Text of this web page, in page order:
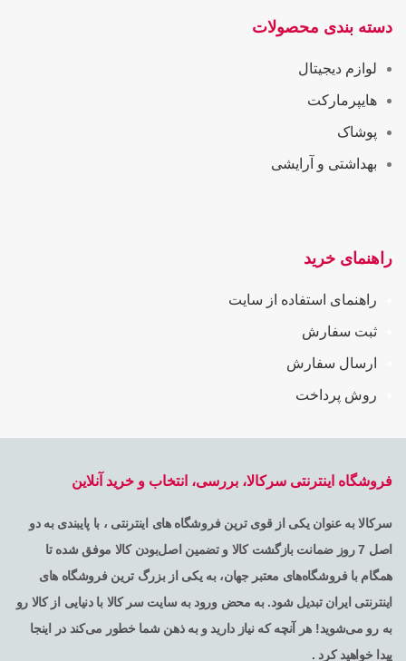
دسته بندی محصولات
لوازم دیجیتال
هایپرمارکت
پوشاک
بهداشتی و آرایشی
راهنمای خرید
راهنمای استفاده از سایت
ثبت سفارش
ارسال سفارش
روش پرداخت
فروشگاه اینترنتی سرکالا، بررسی، انتخاب و خرید آنلاین
سرکالا به عنوان یکی از قوی ترین فروشگاه های اینترنتی ، با پایبندی به دو
اصل 7 روز ضمانت بازگشت کالا و تضمین اصل‌بودن کالا موفق شده تا
همگام با فروشگاه‌های معتبر جهان، به یکی از بزرگ ترین فروشگاه های
اینترنتی ایران تبدیل شود. به محض ورود به سایت سر کالا با دنیایی از کالا رو
به رو می‌شوید! هر آنچه که نیاز دارید و به ذهن شما خطور می‌کند در اینجا
پیدا خواهید کرد .